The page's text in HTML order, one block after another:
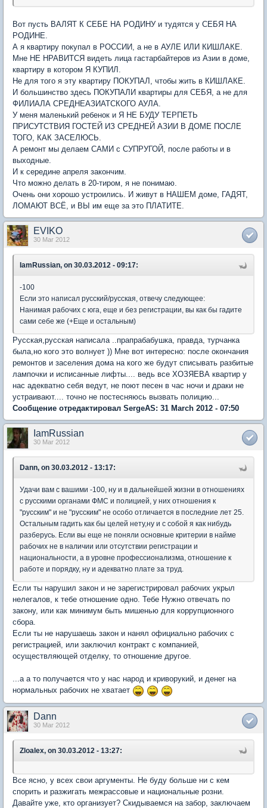
Вот пусть ВАЛЯТ К СЕБЕ НА РОДИНУ и тудятся у СЕБЯ НА
РОДИНЕ.
А я квартиру покупал в РОССИИ, а не в АУЛЕ ИЛИ КИШЛАКЕ.
Мне НЕ НРАВИТСЯ видеть лица гастарбайтеров из Азии в доме,
квартиру в котором Я КУПИЛ.
Не для того я эту квартиру ПОКУПАЛ, чтобы жить в КИШЛАКЕ.
И большинство здесь ПОКУПАЛИ квартиры для СЕБЯ, а не для
ФИЛИАЛА СРЕДНЕАЗИАТСКОГО АУЛА.
У меня маленький ребенок и Я НЕ БУДУ ТЕРПЕТЬ
ПРИСУТСТВИЯ ГОСТЕЙ ИЗ СРЕДНЕЙ АЗИИ В ДОМЕ ПОСЛЕ
ТОГО, КАК ЗАСЕЛЮСЬ.
А ремонт мы делаем САМИ с СУПРУГОЙ, после работы и в
выходные.
И к середине апреля закончим.
Что можно делать в 20-тиром, я не понимаю.
Очень они хорошо устроились. И живут в НАШЕМ доме, ГАДЯТ,
ЛОМАЮТ ВСЁ, и ВЫ им еще за это ПЛАТИТЕ.
EVIKO
30 Mar 2012
IamRussian, on 30.03.2012 - 09:17:
-100
Если это написал русский/русская, отвечу следующее:
Нанимая рабочих с юга, еще и без регистрации, вы как бы гадите
сами себе же (+Еще и остальным)
Русская,русская написала ..прапрабабушка, правда, турчанка
была,но кого это волнует )) Мне вот интересно: после окончания
ремонтов и заселения дома на кого же будут списывать разбитые
лампочки и исписанные лифты.... ведь все ХОЗЯЕВА квартир у
нас адекватно себя ведут, не поют песен в час ночи и драки не
устраивают.... точно не постесняюсь вызвать полицию...
Сообщение отредактировал SergeAS: 31 March 2012 - 07:50
IamRussian
30 Mar 2012
Dann, on 30.03.2012 - 13:17:
Удачи вам с вашими -100, ну и в дальнейшей жизни в отношениях
с русскими органами ФМС и полицией, у них отношения к
"русским" и не "русским" не особо отличается в последние лет 25.
Остальным гадить как бы целей нету,ну и с собой я как нибудь
разберусь. Если вы еще не поняли основные критерии в найме
рабочих не в наличии или отсутствии регистрации и
национальности, а в уровне профессионализма, отношение к
работе и порядку, ну и адекватно плате за труд.
Если ты нарушил закон и не зарегистрировал рабочих укрыл
нелегалов, к тебе отношение одно. Тебе Нужно отвечать по
закону, или как минимум быть мишенью для коррупционного
сбора.
Если ты не нарушаешь закон и нанял официально рабочих с
регистрацией, или заключил контракт с компанией,
осуществляющей отделку, то отношение другое.
...а а то получается что у нас народ и криворукий, и денег на
нормальных рабочих не хватает
Dann
30 Mar 2012
Zloalex, on 30.03.2012 - 13:27:
Все ясно, у всех свои аргументы. Не буду больше ни с кем
спорить и разжигать межрассовые и национальные розни.
Давайте уже, кто организует? Скидываемся на забор, заключаем